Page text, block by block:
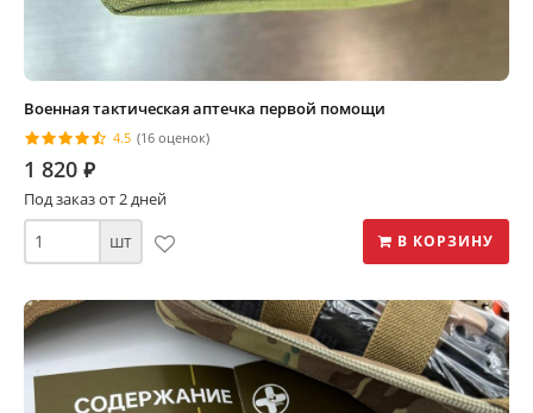
Военная тактическая аптечка первой помощи
4.5 (16 оценок)
1 820 ⃏
Под заказ от 2 дней
шт В КОРЗИНУ